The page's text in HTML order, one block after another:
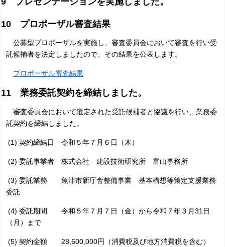
10 プロポーザル審査結果
公募型プロポーザルを実施し、審査委員会において審査を行い受
託候補者を決定しましたので、その結果を公表します。
プロポーザル審査結果
11 業務委託契約を締結しました。
審査委員会において選定された受託候補者と協議を行い、業務委
託契約を締結しました。
(1) 契約締結日 令和５年７月６日（木）
(2) 委託事業者 株式会社 建設技術研究所 富山事務所
(3) 委託業務 魚津市新庁舎整備事業 基本構想等策定支援業務
委託
(4) 委託期間 令和５年７月７日（金）から令和７年３月31日
（月）まで
(5) 契約金額 28,600,000円（消費税及び地方消費税を含む）